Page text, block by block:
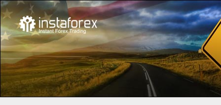
О нас Звезды компании